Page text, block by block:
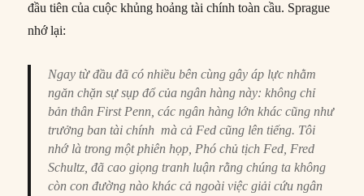
đầu tiên của cuộc khủng hoảng tài chính toàn cầu. Sprague
nhớ lại:
Ngay từ đầu đã có nhiều bên cùng gây áp lực nhằm
ngăn chặn sự sụp đổ của ngân hàng này: không chỉ
bản thân First Penn, các ngân hàng lớn khác cũng như
trưởng ban tài chính mà cả Fed cũng lên tiếng. Tôi
nhớ là trong một phiên họp, Phó chủ tịch Fed, Fred
Schultz, đã cao giọng tranh luận rằng chúng ta không
còn con đường nào khác cả ngoài việc giải cứu ngân